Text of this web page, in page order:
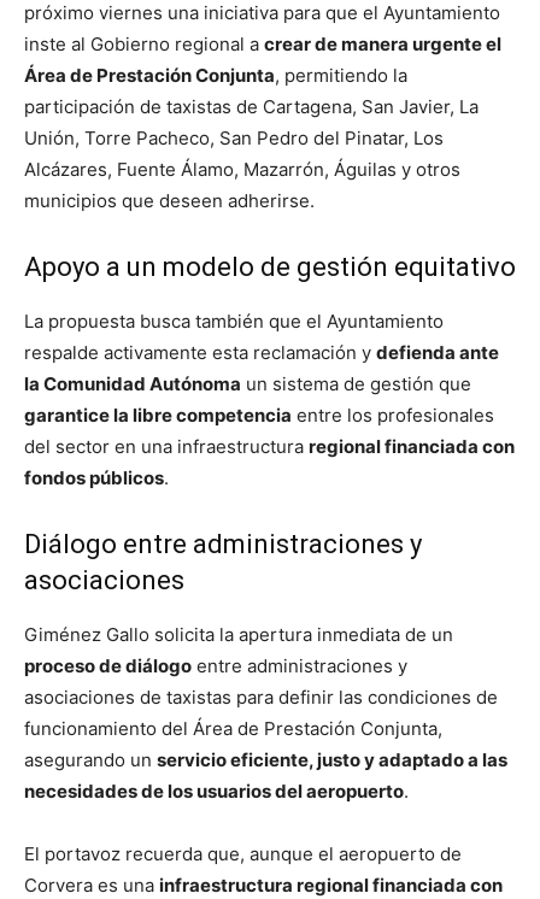
próximo viernes una iniciativa para que el Ayuntamiento
inste al Gobierno regional a crear de manera urgente el
Área de Prestación Conjunta, permitiendo la
participación de taxistas de Cartagena, San Javier, La
Unión, Torre Pacheco, San Pedro del Pinatar, Los
Alcázares, Fuente Álamo, Mazarrón, Águilas y otros
municipios que deseen adherirse.
Apoyo a un modelo de gestión equitativo
La propuesta busca también que el Ayuntamiento
respalde activamente esta reclamación y defienda ante
la Comunidad Autónoma un sistema de gestión que
garantice la libre competencia entre los profesionales
del sector en una infraestructura regional financiada con
fondos públicos.
Diálogo entre administraciones y
asociaciones
Giménez Gallo solicita la apertura inmediata de un
proceso de diálogo entre administraciones y
asociaciones de taxistas para definir las condiciones de
funcionamiento del Área de Prestación Conjunta,
asegurando un servicio eficiente, justo y adaptado a las
necesidades de los usuarios del aeropuerto.
El portavoz recuerda que, aunque el aeropuerto de
Corvera es una infraestructura regional financiada con